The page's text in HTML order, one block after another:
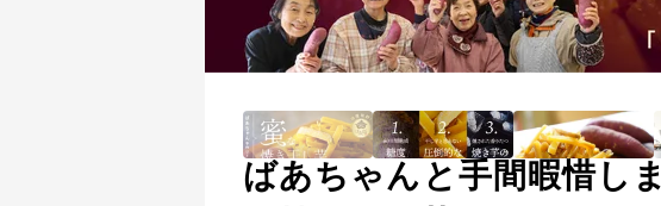
ばあちゃんと手間暇惜し